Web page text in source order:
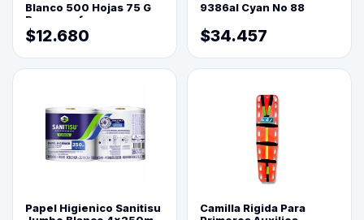
Blanco 500 Hojas 75 G
Reprograf.
$12.680
9386al Cyan No 88
$34.457
Papel Higienico Sanitisu
Camilla Rigida Para